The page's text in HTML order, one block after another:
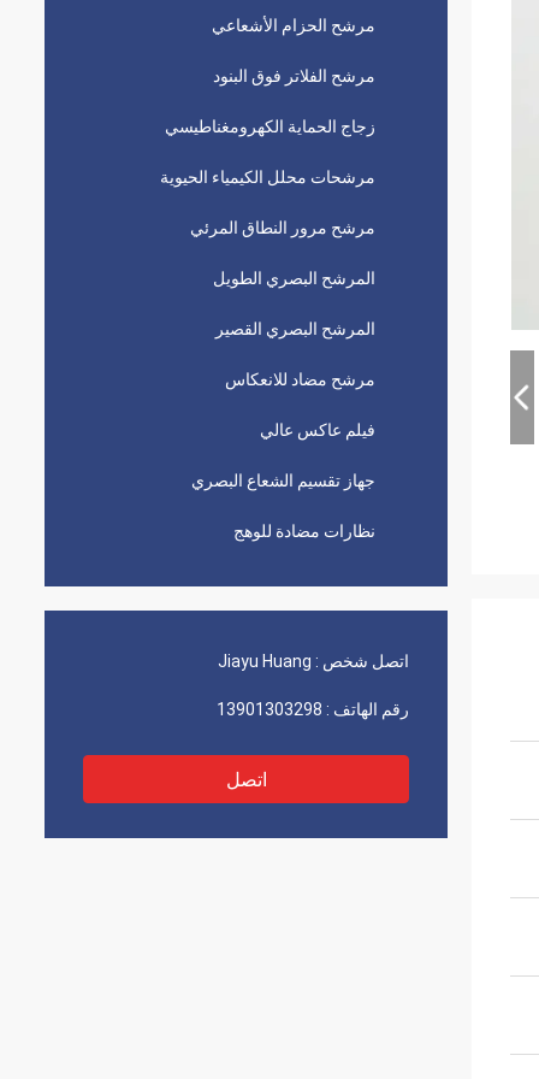
مرشح الحزام الأشعاعي
مرشح الفلاتر فوق البنود
زجاج الحماية الكهرومغناطيسي
مرشحات محلل الكيمياء الحيوية
مرشح مرور النطاق المرئي
المرشح البصري الطويل
المرشح البصري القصير
مرشح مضاد للانعكاس
فيلم عاكس عالي
جهاز تقسيم الشعاع البصري
نظارات مضادة للوهج
اتصل شخص : Jiayu Huang
رقم الهاتف : 13901303298
اتصل